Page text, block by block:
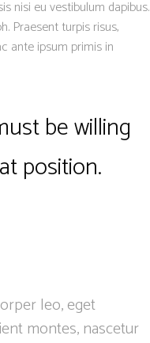
nisi eu vestibulum dapibus.
Praesent turpis risus,
ante ipsum primis in
be willing
position.
leo, eget
montes, nascetur